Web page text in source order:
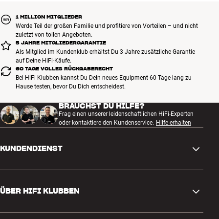
1 MILLION MITGLIEDER
Werde Teil der großen Familie und profitiere von Vorteilen – und nicht
zuletzt von tollen Angeboten.
5 JAHRE MITGLIEDERGARANTIE
Als Mitglied im Kundenklub erhältst Du 3 Jahre zusätzliche Garantie
auf Deine HiFi-Käufe.
60 TAGE VOLLES RÜCKGABERECHT
Bei HiFi Klubben kannst Du Dein neues Equipment 60 Tage lang zu
Hause testen, bevor Du Dich entscheidest.
BRAUCHST DU HILFE?
Frag einen unserer leidenschaftlichen HiFi-Experten
oder kontaktiere den Kundenservice. Hilfe erhalten
KUNDENDIENST
Rückgabe und Reklamation
ÜBER HIFI KLUBBEN